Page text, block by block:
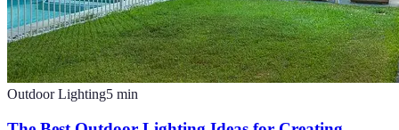
Outdoor Lighting5 min